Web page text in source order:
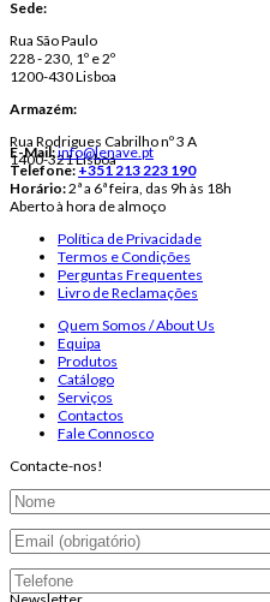
Sede:
Rua São Paulo
228 - 230, 1º e 2º
1200-430 Lisboa
Armazém:
Rua Rodrigues Cabrilho nº 3 A
1400-321 Lisboa
E-Mail:info@lenave.pt
Telefone:+351 213 223 190
Horário:2ª a 6ª feira, das 9h às 18h
Aberto à hora de almoço
Política de Privacidade
Termos e Condições
Perguntas Frequentes
Livro de Reclamações
Quem Somos / About Us
Equipa
Produtos
Catálogo
Serviços
Contactos
Fale Connosco
Contacte-nos!